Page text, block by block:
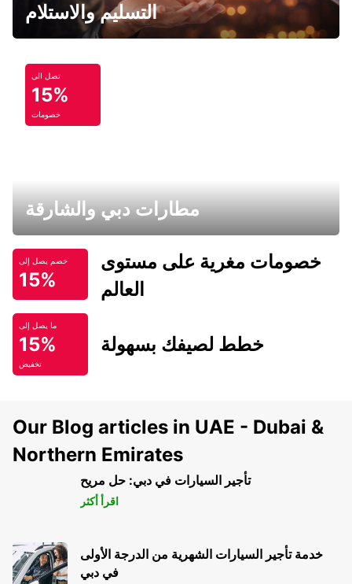
التسليم والاستلام
تصل الى
15%
خصومات
مطارات دبي والشارقة
خصم يصل إلى
15%
خصومات مغرية على مستوى
العالم
ما يصل إلى
15%
تخفيض
خطط لصيفك بسهولة
Our Blog articles in UAE - Dubai &
Northern Emirates
تأجير السيارات في دبي: حل مريح
اقرأ أكثر
خدمة تأجير السيارات الشهرية من الدرجة الأولى
في دبي